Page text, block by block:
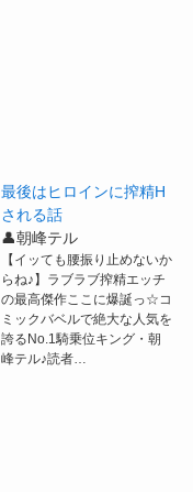
最後はヒロインに搾精H
される話
👤朝峰テル
【イッても腰振り止めないか
らね♪】ラブラブ搾精エッチ
の最高傑作ここに爆誕っ☆コ
ミックバベルで絶大な人気を
誇るNo.1騎乗位キング・朝
峰テル♪読者…